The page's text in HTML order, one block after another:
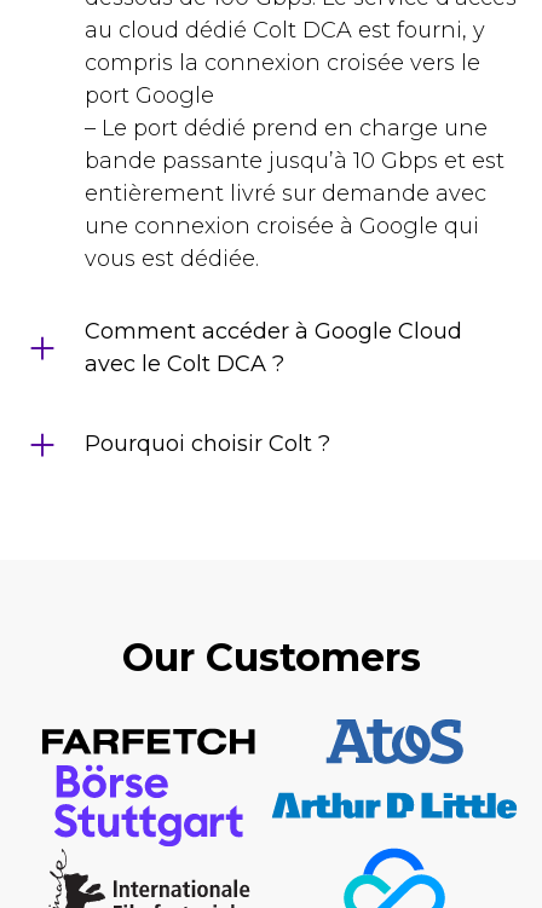
au cloud dédié Colt DCA est fourni, y
compris la connexion croisée vers le
port Google
– Le port dédié prend en charge une
bande passante jusqu’à 10 Gbps et est
entièrement livré sur demande avec
une connexion croisée à Google qui
vous est dédiée.
Comment accéder à Google Cloud
avec le Colt DCA ?
Pourquoi choisir Colt ?
Our Customers